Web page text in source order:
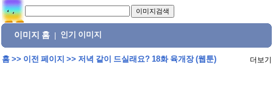
이미지 홈 인기 이미지
홈>> 이전 페이지 >> 저녁 같이 드실래요? 18화 육개장 (웹툰) 더보기